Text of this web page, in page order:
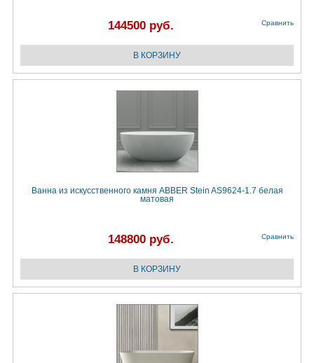
144500 руб. Сравнить
Ванна из искусственного камня ABBER Stein AS9624-1.7 белая
матовая
148800 руб. Сравнить